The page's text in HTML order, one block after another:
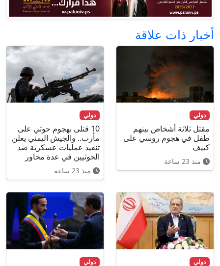
أخبار ذات علاقة
دولي
مقتل ثلاثة أشخاص بينهم
طفل في هجوم روسي على
كييف
منذ 23 ساعة
دولي
10 قتلى بهجوم حوثي على
مأرب.. والجيش اليمني يعلن
تنفيذ عمليات عسكرية ضد
الحوثيين في عدة محاور
منذ 23 ساعة
دولي دولي